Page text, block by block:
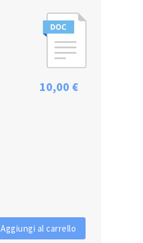
10,00 €
Aggiungi al carrello